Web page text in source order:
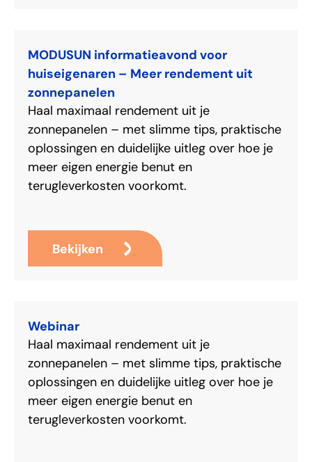
MODUSUN informatieavond voor
huiseigenaren – Meer rendement uit
zonnepanelen
Haal maximaal rendement uit je
zonnepanelen – met slimme tips, praktische
oplossingen en duidelijke uitleg over hoe je
meer eigen energie benut en
terugleverkosten voorkomt.
Bekijken
Webinar
Haal maximaal rendement uit je
zonnepanelen – met slimme tips, praktische
oplossingen en duidelijke uitleg over hoe je
meer eigen energie benut en
terugleverkosten voorkomt.